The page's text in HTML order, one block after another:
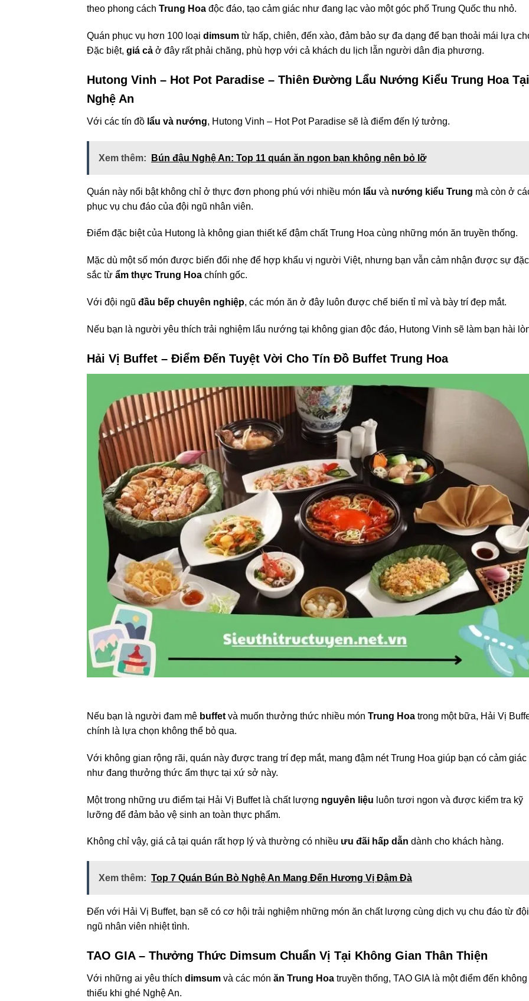
theo phong cách Trung Hoa độc đáo, tạo cảm giác như đang lạc vào một góc phố Trung Quốc thu nhỏ.
Quán phục vụ hơn 100 loại dimsum từ hấp, chiên, đến xào, đảm bảo sự đa dạng để bạn thoải mái lựa
Đặc biệt, giá cả ở đây rất phải chăng, phù hợp với cả khách du lịch lẫn người dân địa phương.
Hutong Vinh – Hot Pot Paradise – Thiên Đường Lẩu Nướng Kiểu Trung Hoa Tại
Nghệ An
Với các tín đồ lẩu và nướng, Hutong Vinh – Hot Pot Paradise sẽ là điểm đến lý tưởng.
Xem thêm: Bún đậu Nghệ An: Top 11 quán ăn ngon bạn không nên bỏ lỡ
Quán này nổi bật không chỉ ở thực đơn phong phú với nhiều món lẩu và nướng kiểu Trung mà còn ở
phục vụ chu đáo của đội ngũ nhân viên.
Điểm đặc biệt của Hutong là không gian thiết kế đậm chất Trung Hoa cùng những món ăn truyền thống.
Mặc dù một số món được biến đổi nhẹ để hợp khẩu vị người Việt, nhưng bạn vẫn cảm nhận được sự đặc
sắc từ ẩm thực Trung Hoa chính gốc.
Với đội ngũ đầu bếp chuyên nghiệp, các món ăn ở đây luôn được chế biến tỉ mỉ và bày trí đẹp mắt.
Nếu bạn là người yêu thích trải nghiệm lẩu nướng tại không gian độc đáo, Hutong Vinh sẽ làm bạn hài
Hải Vị Buffet – Điểm Đến Tuyệt Vời Cho Tín Đồ Buffet Trung Hoa
Nếu bạn là người đam mê buffet và muốn thưởng thức nhiều món Trung Hoa trong một bữa, Hải Vị
chính là lựa chọn không thể bỏ qua.
Với không gian rộng rãi, quán này được trang trí đẹp mắt, mang đậm nét Trung Hoa giúp bạn có cảm giác
như đang thưởng thức ẩm thực tại xứ sở này.
Một trong những ưu điểm tại Hải Vị Buffet là chất lượng nguyên liệu luôn tươi ngon và được kiểm tra kỹ
lưỡng để đảm bảo vệ sinh an toàn thực phẩm.
Không chỉ vậy, giá cả tại quán rất hợp lý và thường có nhiều ưu đãi hấp dẫn dành cho khách hàng.
Xem thêm: Top 7 Quán Bún Bò Nghệ An Mang Đến Hương Vị Đậm Đà
Đến với Hải Vị Buffet, bạn sẽ có cơ hội trải nghiệm những món ăn chất lượng cùng dịch vụ chu đáo từ đội
ngũ nhân viên nhiệt tình.
TAO GIA – Thưởng Thức Dimsum Chuẩn Vị Tại Không Gian Thân Thiện
Với những ai yêu thích dimsum và các món ăn Trung Hoa truyền thống, TAO GIA là một điểm đến không
thiếu khi ghé Nghệ An.